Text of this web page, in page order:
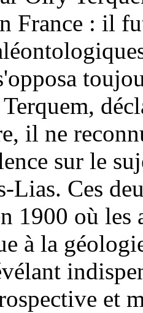
France : il
il ne
sur le
Ces
1900 où les
à la
et